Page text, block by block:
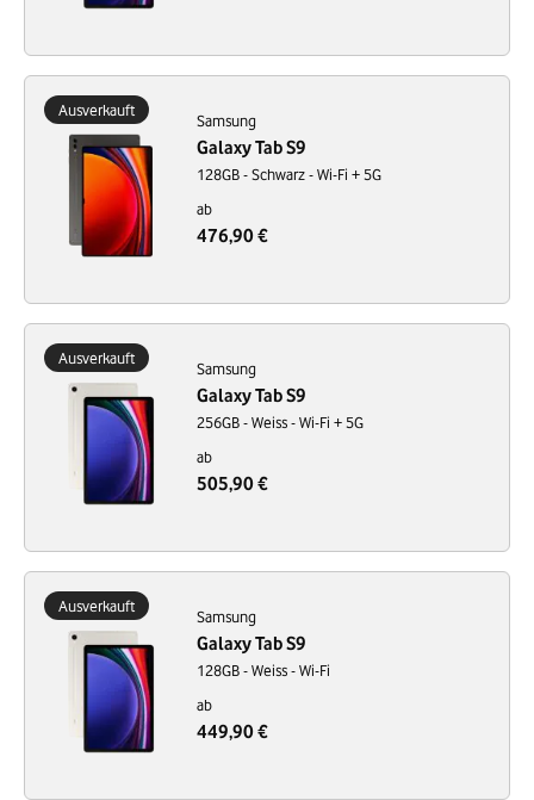
Ausverkauft
Samsung
Galaxy Tab S9
128GB - Schwarz - Wi-Fi + 5G
ab
476,90 €
Ausverkauft
Samsung
Galaxy Tab S9
256GB - Weiss - Wi-Fi + 5G
ab
505,90 €
Ausverkauft
Samsung
Galaxy Tab S9
128GB - Weiss - Wi-Fi
ab
449,90 €